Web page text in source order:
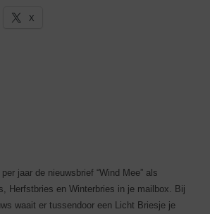
X
jaar de nieuwsbrief “Wind Mee” als
Herfstbries en Winterbries in je mailbox. Bij
waait er tussendoor een Licht Briesje je